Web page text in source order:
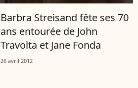
Barbra Streisand fête ses 70
ans entourée de John
Travolta et Jane Fonda
26 avril 2012